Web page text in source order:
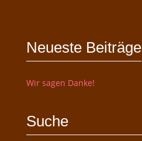
Neueste Beiträge
Wir sagen Danke!
Suche